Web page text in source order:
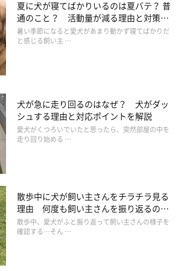
ャンプー）の入れ方や必須ア
イテムとは?
夏に犬が寝てばかりいるのは夏バテ？ 普
通のこと？ 活動量が減る理由と対策と
は
暑い季節になると愛犬があまり動かず寝てばかりだ
と感じる飼い主 …
犬が急に走り回るのはなぜ？ 犬がダッ
シュする理由と対応ポイントを解説
愛犬がくつろいでいたと思ったら、突然部屋の中を
走り回り始める …
散歩中に犬が飼い主さんをチラチラ見る
理由 何度も飼い主さんを振り返るのは
なぜ？
散歩中、愛犬がふと振り返って飼い主さんの様子を
確認する…そん …